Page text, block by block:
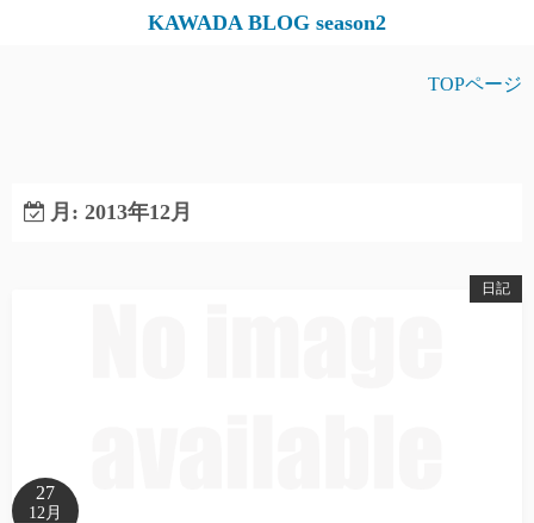
KAWADA BLOG season2
TOPページ
月: 2013年12月
日記
27
12月